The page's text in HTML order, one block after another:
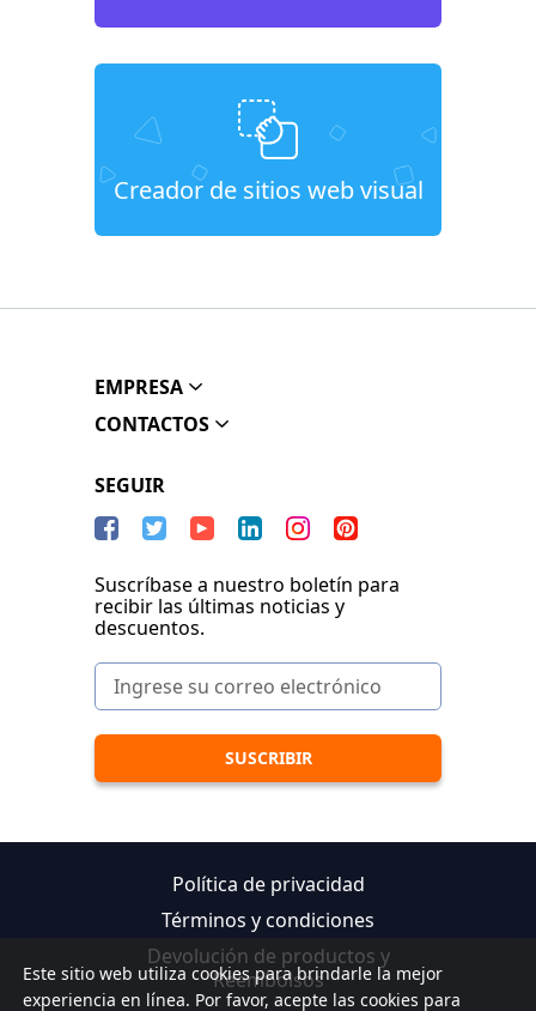
Creador de sitios web visual
Este sitio web utiliza cookies para brindarle la mejor
experiencia en línea. Por favor, acepte las cookies para
EMPRESA
CONTACTOS
SEGUIR
Suscríbase a nuestro boletín para
recibir las últimas noticias y
descuentos.
Política de privacidad
Términos y condiciones
Devolución de productos y
Reembolsos